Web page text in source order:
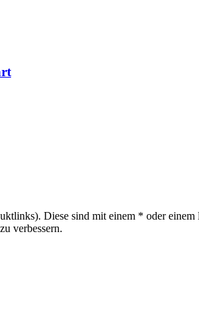
Diese sind mit einem * oder
verbessern.